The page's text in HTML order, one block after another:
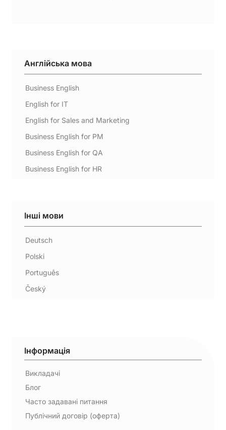
Англійська мова
Business English
English for IT
English for Sales and Marketing
Business English for PM
Business English for QA
Business English for HR
Інші мови
Deutsch
Polski
Português
Český
Інформація
Викладачі
Блог
Часто задавані питання
Публічний договір (оферта)